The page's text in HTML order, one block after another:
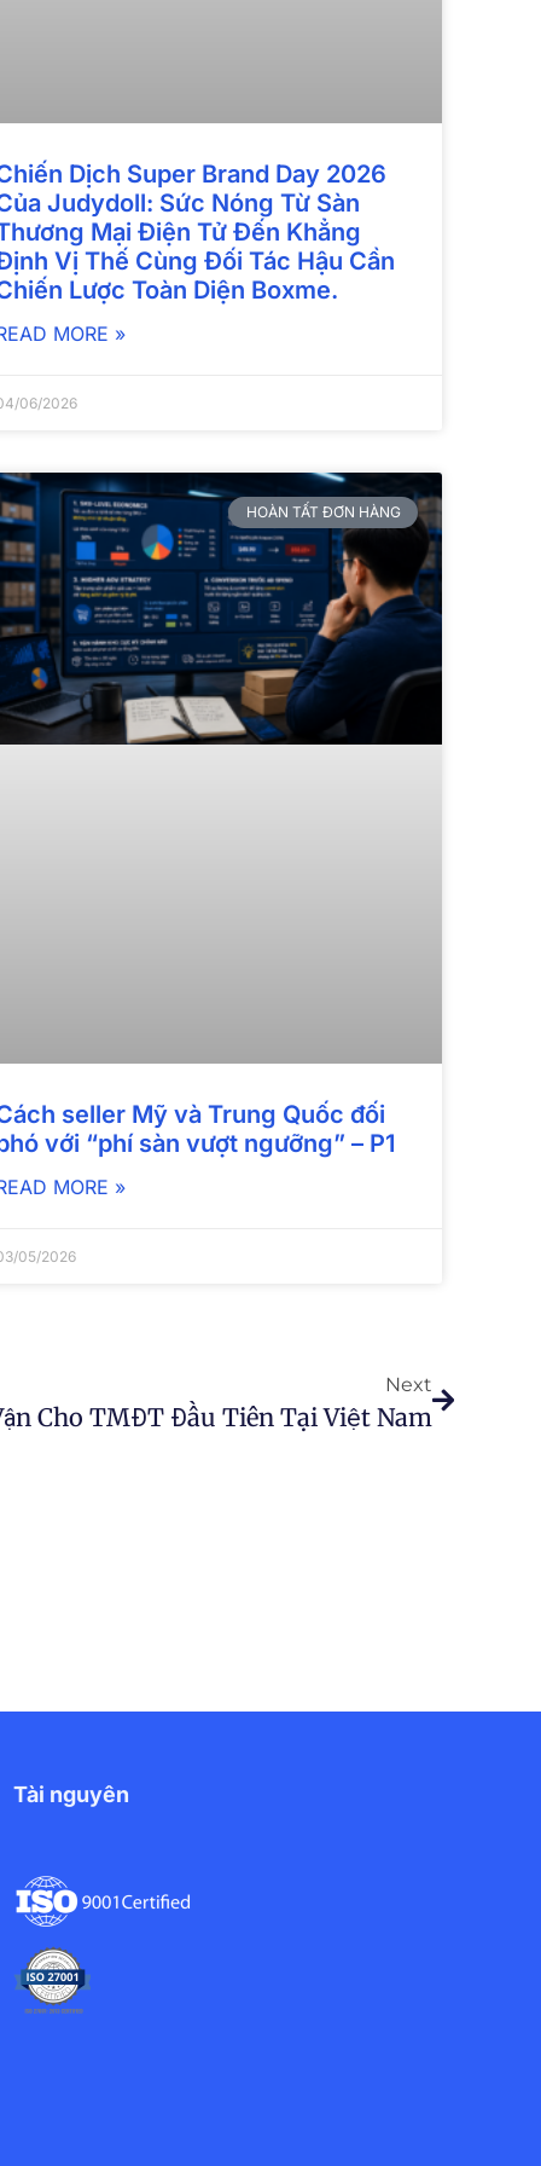
Dịch Super Brand Day 2026
Judydoll: Sức Nóng Từ Sàn
Mại Điện Tử Đến Khẳng
Vị Thế Cùng Đối Tác Hậu Cần
Lược Toàn Diện Boxme.
MORE »
06/2026
HOÀN TẤT ĐƠN HÀNG
seller Mỹ và Trung Quốc đối
với “phí sàn vượt ngưỡng” – P1
MORE »
05/2026
Next
Cho TMĐT Đầu Tiên Tại Việt Nam
Tài nguyên